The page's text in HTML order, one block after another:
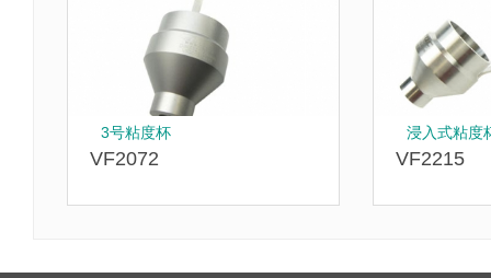
3号粘度杯
VF2072
浸入式粘度
VF2215